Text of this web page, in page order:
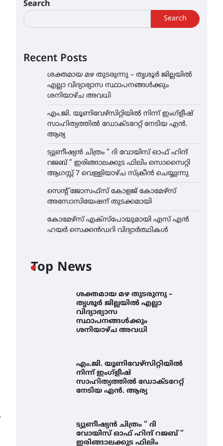
Search
Search
Recent Posts
ശക്തമായ മഴ തുടരുന്നു – തൃശൂർ ജില്ലയിൽ
എല്ലാ വിദ്യാഭ്യാസ സ്ഥാപനങ്ങൾക്കും
ശനിയാഴ്ച അവധി
എം.ജി. യൂണിവേഴ്‌സിറ്റിയിൽ നിന്ന് ഇംഗ്ളീഷ്
സാഹിത്യത്തിൽ ഡോക്ടറേറ്റ് നേടിയ എൻ.
ആര്യ
ട്യുണീഷ്യൻ ചിത്രം ” ദി വോയിസ് ഓഫ് ഹിന്ദ്
റജബ് ” ഇരിങ്ങാലക്കുട ഫിലിം സൊസൈറ്റി
ആഗസ്റ്റ് 7 വെള്ളിയാഴ്ച സ്‌ക്രീൻ ചെയ്യുന്നു
സെന്റ് ജോസഫ്സ് കോളജ് കോമേഴ്‌സ്
അസോസിയേഷന് തുടക്കമായി
കോമേഴ്സ് എക്സ്പോയുമായി എസ് എൻ
ഹയർ സെക്കൻഡറി വിദ്യാർത്ഥികൾ
Top News
ശക്തമായ മഴ തുടരുന്നു –
തൃശൂർ ജില്ലയിൽ എല്ലാ
വിദ്യാഭ്യാസ
സ്ഥാപനങ്ങൾക്കും
ശനിയാഴ്ച അവധി
എം.ജി. യൂണിവേഴ്‌സിറ്റിയിൽ
നിന്ന് ഇംഗ്ളീഷ്
സാഹിത്യത്തിൽ ഡോക്ടറേറ്റ്
നേടിയ എൻ. ആര്യ
ട്യുണീഷ്യൻ ചിത്രം ” ദി
വോയിസ് ഓഫ് ഹിന്ദ് റജബ് ”
ഇരിങ്ങാലക്കുട ഫിലിം